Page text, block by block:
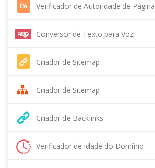
Verificador de Autoridade de Página
Conversor de Texto para Voz
Criador de Sitemap
Criador de Sitemap
Criador de Backlinks
Verificador de Idade do Domínio